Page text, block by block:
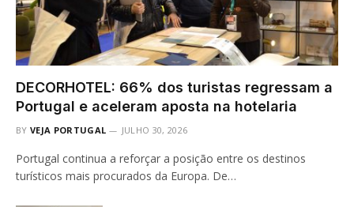
DECORHOTEL: 66% dos turistas regressam a
Portugal e aceleram aposta na hotelaria
BY VEJA PORTUGAL JULHO 30, 2026
Portugal continua a reforçar a posição entre os destinos
turísticos mais procurados da Europa. De…